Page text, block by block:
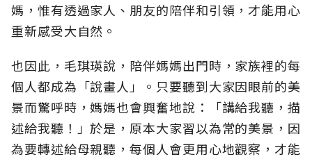
媽，惟有透過家人、朋友的陪伴和引領，才能用心
重新感受大自然。
也因此，毛琪瑛說，陪伴媽媽出門時，家族裡的每
個人都成為「說畫人」。只要聽到大家因眼前的美
景而驚呼時，媽媽也會興奮地說：「講給我聽，描
述給我聽！」於是，原本大家習以為常的美景，因
為要轉述給母親聽，每個人會更用心地觀察，才能